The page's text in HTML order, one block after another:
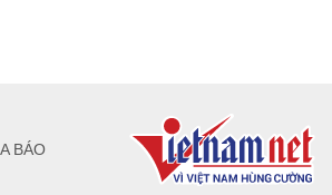
BÁO